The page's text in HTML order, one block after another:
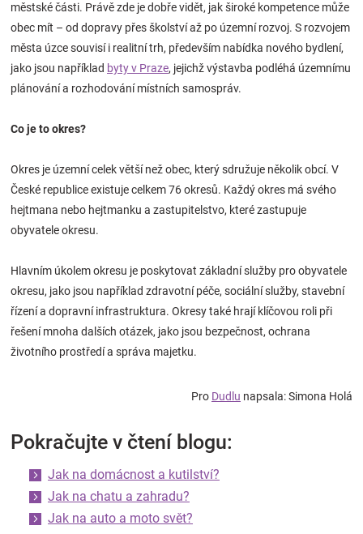
městské části. Právě zde je dobře vidět, jak široké kompetence může
obec mít – od dopravy přes školství až po územní rozvoj. S rozvojem
města úzce souvisí i realitní trh, především nabídka nového bydlení,
jako jsou například byty v Praze, jejichž výstavba podléhá územnímu
plánování a rozhodování místních samospráv.
Co je to okres?
Okres je územní celek větší než obec, který sdružuje několik obcí. V
České republice existuje celkem 76 okresů. Každý okres má svého
hejtmana nebo hejtmanku a zastupitelstvo, které zastupuje
obyvatele okresu.
Hlavním úkolem okresu je poskytovat základní služby pro obyvatele
okresu, jako jsou například zdravotní péče, sociální služby, stavební
řízení a dopravní infrastruktura. Okresy také hrají klíčovou roli při
řešení mnoha dalších otázek, jako jsou bezpečnost, ochrana
životního prostředí a správa majetku.
Pro Dudlu napsala: Simona Holá
Pokračujte v čtení blogu:
Jak na domácnost a kutilství?
Jak na chatu a zahradu?
Jak na auto a moto svět?